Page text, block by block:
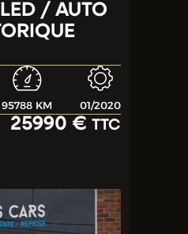
/ AUTO
95788 KM 01/2020
25990 € TTC